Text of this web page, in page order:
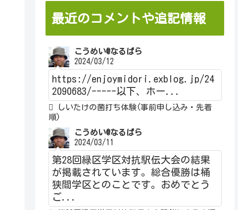
最近のコメントや追記情報
こうめい@なるぱら
2024/03/12
https://enjoymidori.exblog.jp/24
2090683/-----以下、ホー...
しいたけの菌打ち体験(事前申し込み・先着
順)
こうめい@なるぱら
2024/03/11
第28回緑区学区対抗駅伝大会の結果
が掲載されています。総合優勝は桶
狭間学区とのことです。おめでとう
ご...